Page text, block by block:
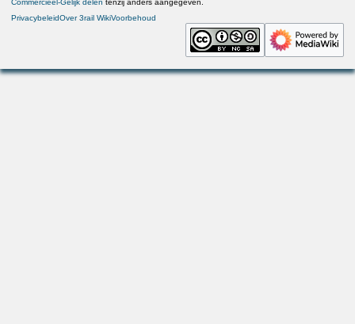
Commercieel-Gelijk delen tenzij anders aangegeven.
PrivacybeleidOver 3rail WikiVoorbehoud